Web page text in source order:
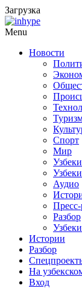
Загрузка
Menu
Новости
Спорт
Мир
Аудио
Разбор
Истории
Разбор
На
Вход